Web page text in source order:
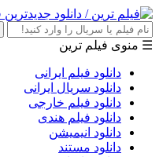
☰ منوی فیلم ترین
دانلود فیلم ایرانی
دانلود سریال ایرانی
دانلود فیلم خارجی
دانلود فیلم هندی
دانلود انیمیشن
دانلود مستند